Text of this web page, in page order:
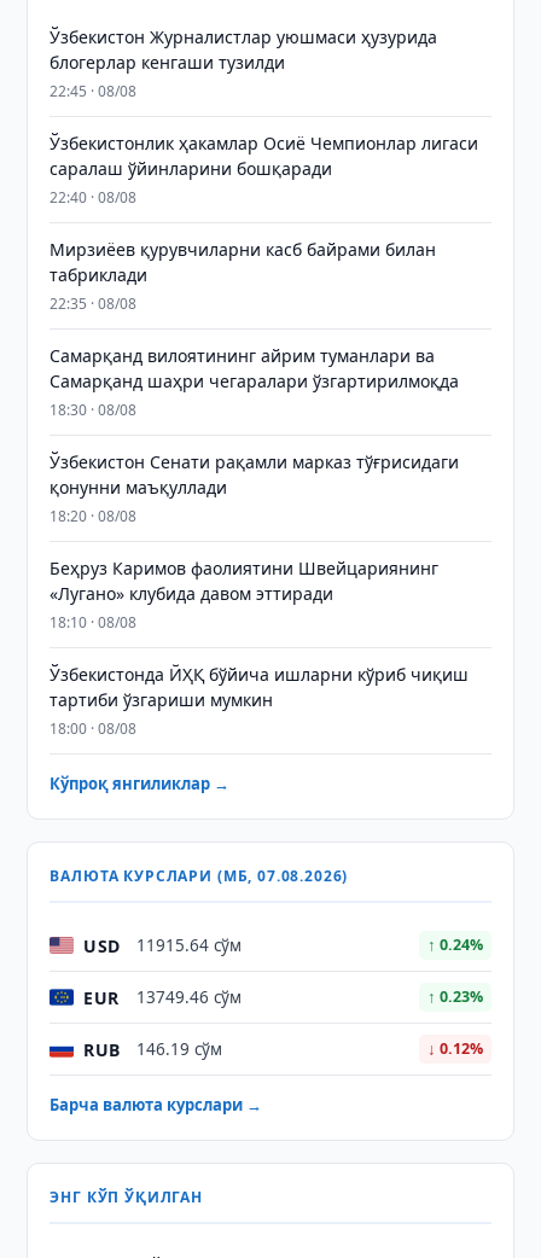
Ўзбекистон Журналистлар уюшмаси ҳузурида
блогерлар кенгаши тузилди
22:45 · 08/08
Ўзбекистонлик ҳакамлар Осиё Чемпионлар лигаси
саралаш ўйинларини бошқаради
22:40 · 08/08
Мирзиёев қурувчиларни касб байрами билан
табриклади
22:35 · 08/08
Самарқанд вилоятининг айрим туманлари ва
Самарқанд шаҳри чегаралари ўзгартирилмоқда
18:30 · 08/08
Ўзбекистон Сенати рақамли марказ тўғрисидаги
қонунни маъқуллади
18:20 · 08/08
Беҳруз Каримов фаолиятини Швейцариянинг
«Лугано» клубида давом эттиради
18:10 · 08/08
Ўзбекистонда ЙҲҚ бўйича ишларни кўриб чиқиш
тартиби ўзгариши мумкин
18:00 · 08/08
Кўпроқ янгиликлар →
ВАЛЮТА КУРСЛАРИ (МБ, 07.08.2026)
USD 11915.64 сўм ↑ 0.24%
EUR 13749.46 сўм ↑ 0.23%
RUB 146.19 сўм ↓ 0.12%
Барча валюта курслари →
ЭНГ КЎП ЎҚИЛГАН